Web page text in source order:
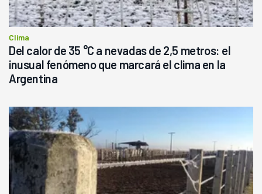
Clima
Del calor de 35 °C a nevadas de 2,5 metros: el
inusual fenómeno que marcará el clima en la
Argentina